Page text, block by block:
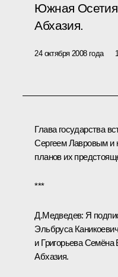
Южная
Абхазия.
24 октября 2008 года
Глава государства
Сергеем Лавровым и
планов их
***
Д.Медведев: Я
Эльбруса
и Григорьева
Абхазия.